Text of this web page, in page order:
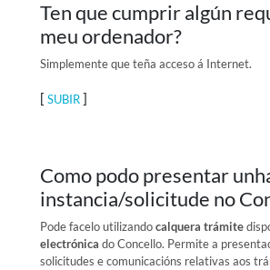
Ten que cumprir algún
meu ordenador?
Simplemente que teña acceso á Internet.
[ SUBIR]
Como podo presentar
instancia/solicitude no
Pode facelo utilizandocalquera trámite
electrónica do Concello. Permite a
solicitudes e comunicacións relativas aos